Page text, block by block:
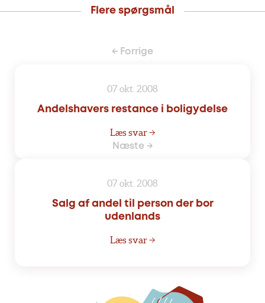
Flere spørgsmål
← Forrige
07 okt. 2008
Andelshavers restance i boligydelse
Læs svar →
Næste →
07 okt. 2008
Salg af andel til person der bor
udenlands
Læs svar →